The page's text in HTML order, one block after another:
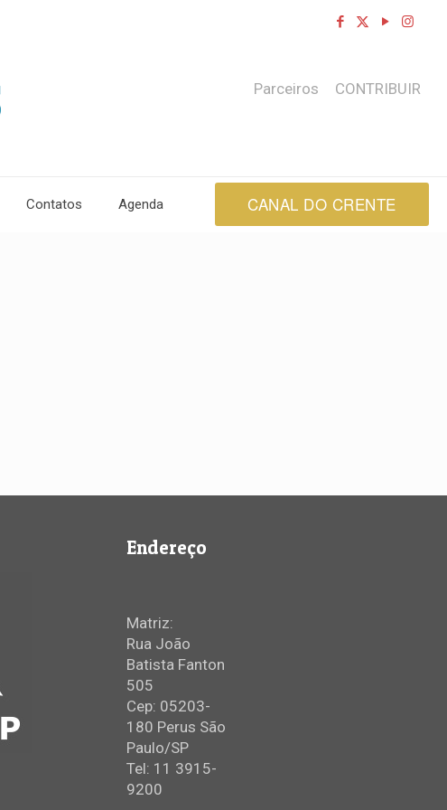
Contatos Agenda
Parceiros CONTRIBUIR
CANAL DO CRENTE
Endereço
Matriz:
Rua João
Batista Fanton
505
Cep: 05203-
180 Perus São
Paulo/SP
Tel: 11 3915-
9200